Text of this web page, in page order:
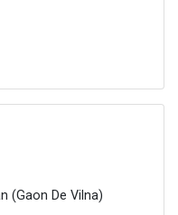
(Gaon De Vilna)